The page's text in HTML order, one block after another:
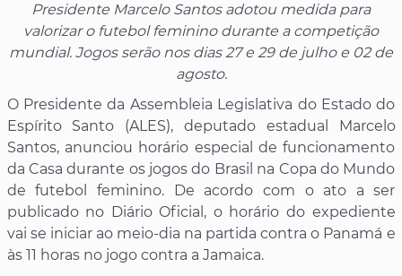
Presidente Marcelo Santos adotou medida para
valorizar o futebol feminino durante a competição
mundial. Jogos serão nos dias 27 e 29 de julho e 02 de
agosto.
O Presidente da Assembleia Legislativa do Estado do
Espírito Santo (ALES), deputado estadual Marcelo
Santos, anunciou horário especial de funcionamento
da Casa durante os jogos do Brasil na Copa do Mundo
de futebol feminino. De acordo com o ato a ser
publicado no Diário Oficial, o horário do expediente
vai se iniciar ao meio-dia na partida contra o Panamá e
às 11 horas no jogo contra a Jamaica.